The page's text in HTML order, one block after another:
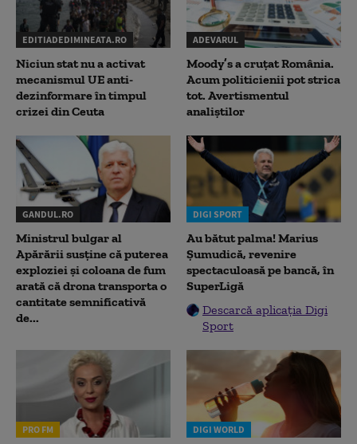
EDITIADEDIMINEATA.RO
Niciun stat nu a activat
mecanismul UE anti-
dezinformare în timpul
crizei din Ceuta
ADEVARUL
Moody’s a cruțat România.
Acum politicienii pot strica
tot. Avertismentul
analiștilor
GANDUL.RO
Ministrul bulgar al
Apărării susține că puterea
exploziei și coloana de fum
arată că drona transporta o
cantitate semnificativă
de...
DIGI SPORT
Au bătut palma! Marius
Șumudică, revenire
spectaculoasă pe bancă, în
SuperLigă
Descarcă aplicația Digi
Sport
PRO FM DIGI WORLD